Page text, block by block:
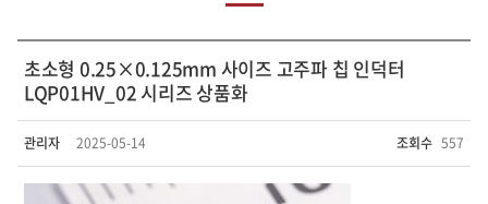
초소형 0.25×0.125mm 사이즈 고주파 칩 인덕터
LQP01HV_02 시리즈 상품화
관리자 2025-05-14 조회수 557